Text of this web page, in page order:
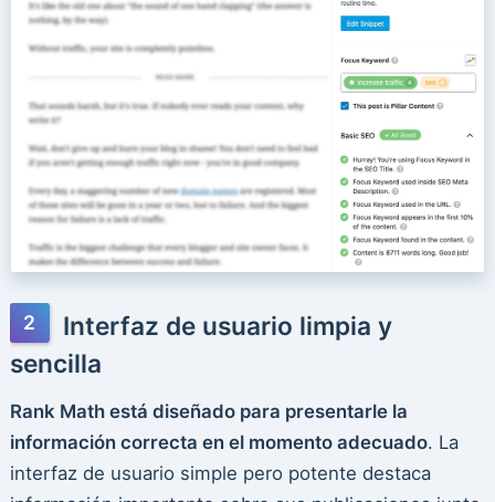
Interfaz de usuario limpia y
sencilla
Rank Math está diseñado para presentarle la
información correcta en el momento adecuado. La
interfaz de usuario simple pero potente destaca